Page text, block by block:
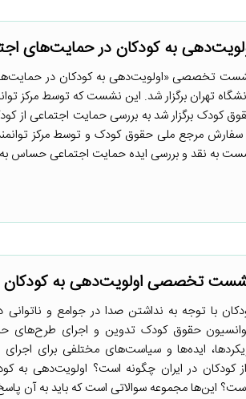
به کودکان در حمایت‌های
تخصصی «اولویت‌دهی به کودکان در حمایت‌های
تهران برگزار شد. این نشست که توسط مرکز
کودک برگزار شد به بررسی حمایت اجتماعی از
سفارش مرجع ملی حقوق کودک و توسط مرکز
به نقد و بررسی ایده حمایت اجتماعی حساس
تخصصی اولویت‌دهی به کودکان
با توجه به نداشتن صدا در جوامع و
حقوق کودک تدوین و اجرای طرح‌های
ایده‌ها و سیاست‌های مختلفی برای اجرای
در ایران چگونه است؟ اولویت‌دهی به
این‌ها مجموعه سوالاتی است که باید به آن